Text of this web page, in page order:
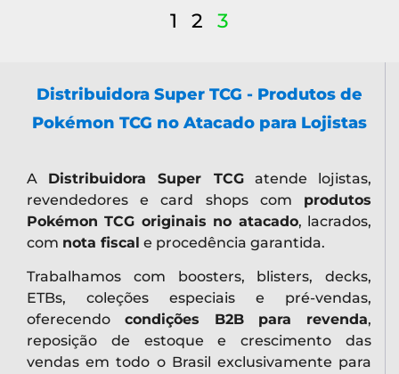
1 2 3
Distribuidora Super TCG - Produtos de
Pokémon TCG no Atacado para Lojistas
A Distribuidora Super TCGatende lojistas,
revendedores e card shops com produtos
Pokémon TCG originais no atacado, lacrados,
com nota fiscal e procedência garantida.
Trabalhamos com boosters, blisters, decks,
ETBs, coleções especiais e pré-vendas,
oferecendo condições B2B para revenda,
reposição de estoque e crescimento das
vendas em todo o Brasil exclusivamente para